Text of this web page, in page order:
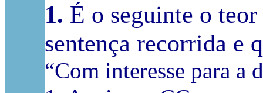
1. É o seguinte o
sentença recorrida e
“Com interesse para a